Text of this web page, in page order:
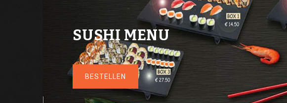
SUSHI MENU
BESTELLEN